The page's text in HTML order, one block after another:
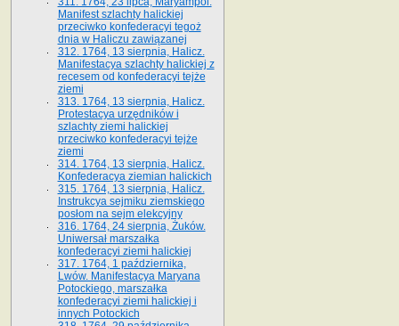
Manifest szlachty halickiej
przeciwko konfederacyi tegoż
dnia w Haliczu zawiązanej
312. 1764, 13 sierpnia, Halicz.
Manifestacya szlachty halickiej z
recesem od konfederacyi tejże
ziemi
313. 1764, 13 sierpnia, Halicz.
Protestacya urzędników i
szlachty ziemi halickiej
przeciwko konfederacyi tejże
ziemi
314. 1764, 13 sierpnia, Halicz.
Konfederacya ziemian halickich
315. 1764, 13 sierpnia, Halicz.
Instrukcya sejmiku ziemskiego
posłom na sejm elekcyjny
316. 1764, 24 sierpnia, Żuków.
Uniwersał marszałka
konfederacyi ziemi halickiej
317. 1764, 1 października,
Lwów. Manifestacya Maryana
Potockiego, marszałka
konfederacyi ziemi halickiej i
innych Potockich